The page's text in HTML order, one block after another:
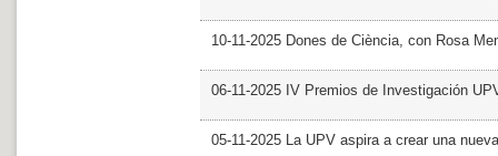
10-11-2025 Dones de Ciència, con Rosa
06-11-2025 IV Premios de Investigación
05-11-2025 La UPV aspira a crear una